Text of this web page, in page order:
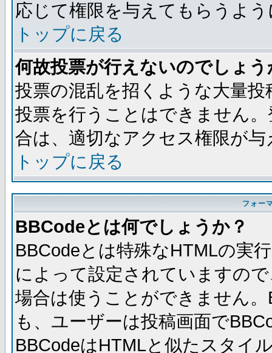
応じて権限を与えてもらうよ
トップに戻る
何故投票が行えないのでしょう
投票の混乱を招くような大量
投票を行うことはできません
合は、適切なアクセス権限が
トップに戻る
フォー
BBCodeとは何でしょうか？
BBCodeとは特殊なHTMLの実
によって設定されていますの
場合は使うことができません
も、ユーザーは投稿画面で
BBCodeはHTMLと似たスタイ